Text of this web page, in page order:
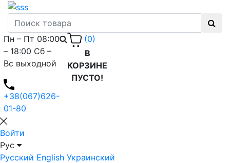
Пн – Пт 08:00
– 18:00 Сб –
Вс выходной
+38(067)626-
01-80
(0)
В
КОРЗИНЕ
ПУСТО!
Войти
Рус
Русский English Украинский